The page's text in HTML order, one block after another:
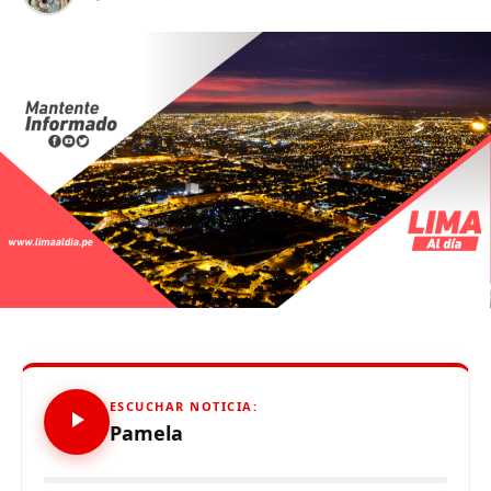
Durante la inauguración, la jefa institucional de la BNP,
Fabiola Vergara, manifestó: “nos encontramos
convencidos de que este seminario incrementará la
conciencia sobre la protección del patrimonio
documental mundial, y la importancia de preservarse,
protegerse y respetar las costumbres de las culturas,
con la finalidad de construir una identidad personal y
colectiva que nos permita situarnos en el mundo”.
También participaron en la ceremonia inaugural María
del Pilar Agapito, secretaria técnica del Comité Memoria
del Mundo Perú, y Roger Cáceres, coordinador del
Ediciones de la Dirección del Acceso y Promoción de la
Información de la BNP.
MESA 1
Diario El Peruano, de Editora Perú (Periodo 1826-I
ESCUCHAR NOTICIA:
Pamela